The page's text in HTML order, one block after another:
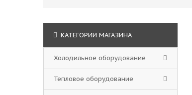
КАТЕГОРИИ МАГАЗИНА
Холодильное оборудование
Тепловое оборудование